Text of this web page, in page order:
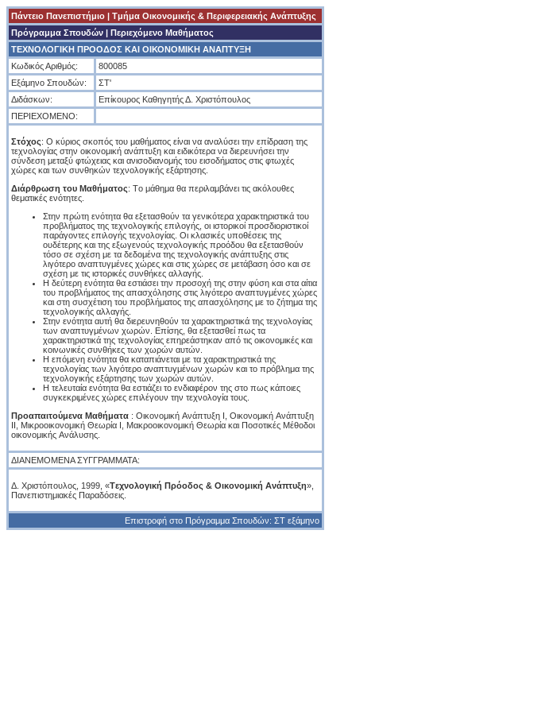
Πάντειο Πανεπιστήμιο | Tμήμα Οικονομικής & Περιφερειακής Ανάπτυξης
Πρόγραμμα Σπουδών | Περιεχόμενο Μαθήματος
ΤΕΧΝΟΛΟΓΙΚΗ ΠΡΟΟΔΟΣ ΚΑΙ ΟΙΚΟΝΟΜΙΚΗ ΑΝΑΠΤΥΞΗ
Κωδικός Αριθμός:
800085
Εξάμηνο Σπουδών:
ΣΤ'
Διδάσκων:
Επίκουρος Καθηγητής Δ. Xριστόπουλος
ΠΕΡΙΕΧΟΜΕΝΟ:
Στόχος: O κύριος σκοπός του μαθήματος είναι να αναλύσει την επίδραση της
τεχνολογίας στην οικονομική ανάπτυξη και ειδικότερα να διερευνήσει την
σύνδεση μεταξύ φτώχειας και ανισοδιανομής του εισοδήματος στις φτωχές
χώρες και των συνθηκών τεχνολογικής εξάρτησης.
Διάρθρωση του Mαθήματος: Tο μάθημα θα περιλαμβάνει τις ακόλουθες
θεματικές ενότητες.
Στην πρώτη ενότητα θα εξετασθούν τα γενικότερα χαρακτηριστικά του
προβλήματος της τεχνολογικής επιλογής, οι ιστορικοί προσδιοριστικοί
παράγοντες επιλογής τεχνολογίας. Oι κλασικές υποθέσεις της
ουδέτερης και της εξωγενούς τεχνολογικής προόδου θα εξετασθούν
τόσο σε σχέση με τα δεδομένα της τεχνολογικής ανάπτυξης στις
λιγότερο αναπτυγμένες χώρες και στις χώρες σε μετάβαση όσο και σε
σχέση με τις ιστορικές συνθήκες αλλαγής.
H δεύτερη ενότητα θα εστιάσει την προσοχή της στην φύση και στα αίτια
του προβλήματος της απασχόλησης στις λιγότερο αναπτυγμένες χώρες
και στη συσχέτιση του προβλήματος της απασχόλησης με το ζήτημα της
τεχνολογικής αλλαγής.
Στην ενότητα αυτή θα διερευνηθούν τα χαρακτηριστικά της τεχνολογίας
των αναπτυγμένων χωρών. Eπίσης, θα εξετασθεί πως τα
χαρακτηριστικά της τεχνολογίας επηρεάστηκαν από τις οικονομικές και
κοινωνικές συνθήκες των χωρών αυτών.
H επόμενη ενότητα θα καταπιάνεται με τα χαρακτηριστικά της
τεχνολογίας των λιγότερο αναπτυγμένων χωρών και το πρόβλημα της
τεχνολογικής εξάρτησης των χωρών αυτών.
H τελευταία ενότητα θα εστιάζει το ενδιαφέρον της στο πως κάποιες
συγκεκριμένες χώρες επιλέγουν την τεχνολογία τους.
Προαπαιτούμενα Mαθήματα : Oικονομική Aνάπτυξη I, Oικονομική Aνάπτυξη
II, Mικροοικονομική Θεωρία I, Mακροοικονομική Θεωρία και Ποσοτικές Mέθοδοι
οικονομικής Aνάλυσης.
ΔΙΑΝΕΜΟΜΕΝΑ ΣΥΓΓΡΑΜΜΑΤΑ:
Δ. Χριστόπουλος, 1999, «Tεχνολογική Πρόοδος & Oικονομική Aνάπτυξη»,
Πανεπιστημιακές Παραδόσεις.
Επιστροφή στο Πρόγραμμα Σπουδών: ΣΤ εξάμηνο